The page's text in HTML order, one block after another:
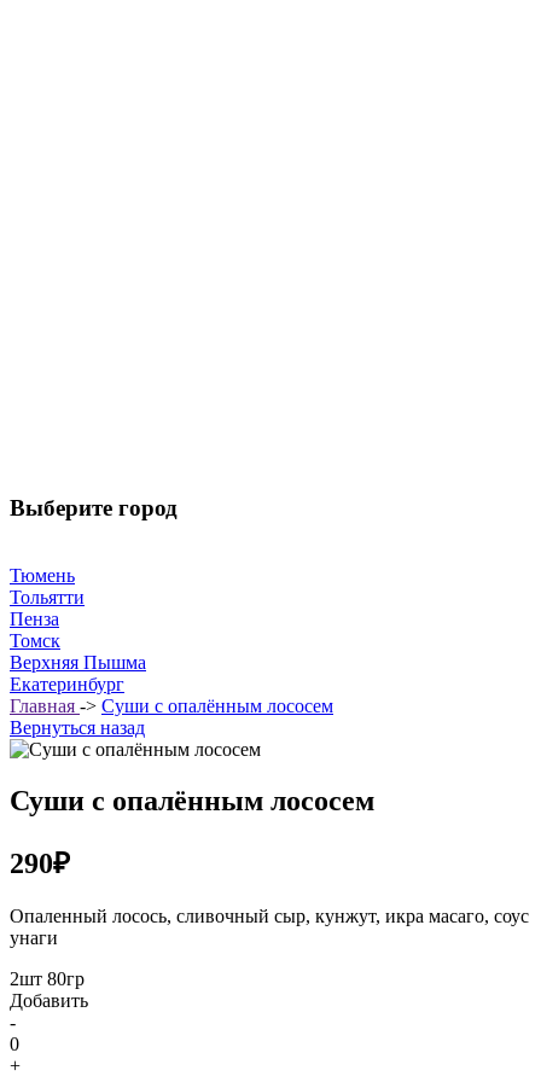
Выберите город
Тюмень
Тольятти
Пенза
Томск
Верхняя Пышма
Екатеринбург
Главная -> Суши с опалённым лососем
Вернуться назад
Суши с опалённым лососем
290₽
Опаленный лосось, сливочный сыр, кунжут, икра масаго, соус
унаги
2шт 80гр
Добавить
-
0
+